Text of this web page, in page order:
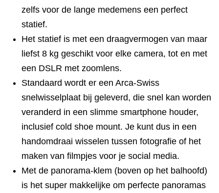
zelfs voor de lange medemens een perfect
statief.
Het statief is met een draagvermogen van maar
liefst 8 kg geschikt voor elke camera, tot en met
een DSLR met zoomlens.
Standaard wordt er een Arca-Swiss
snelwisselplaat bij geleverd, die snel kan worden
veranderd in een slimme smartphone houder,
inclusief cold shoe mount. Je kunt dus in een
handomdraai wisselen tussen fotografie of het
maken van filmpjes voor je social media.
Met de panorama-klem (boven op het balhoofd)
is het super makkelijke om perfecte panoramas